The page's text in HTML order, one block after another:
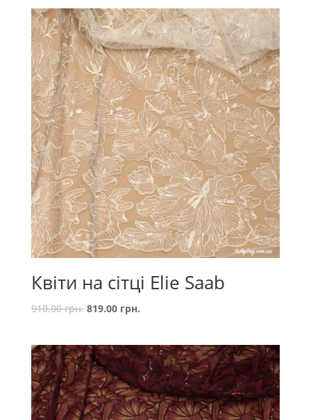
Квіти на сітці Elie Saab
910.00грн. 819.00 грн.